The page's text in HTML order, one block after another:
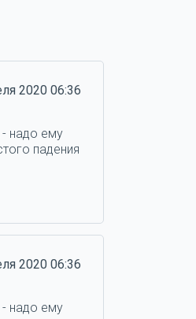
2020 06:36
- надо ему
падения
2020 06:36
- надо ему